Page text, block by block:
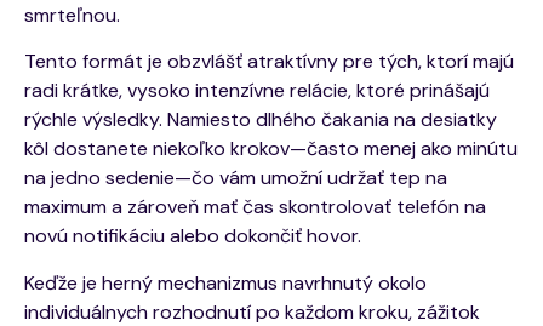
smrteľnou.
Tento formát je obzvlášť atraktívny pre tých, ktorí majú
radi krátke, vysoko intenzívne relácie, ktoré prinášajú
rýchle výsledky. Namiesto dlhého čakania na desiatky
kôl dostanete niekoľko krokov—často menej ako minútu
na jedno sedenie—čo vám umožní udržať tep na
maximum a zároveň mať čas skontrolovať telefón na
novú notifikáciu alebo dokončiť hovor.
Keďže je herný mechanizmus navrhnutý okolo
individuálnych rozhodnutí po každom kroku, zážitok